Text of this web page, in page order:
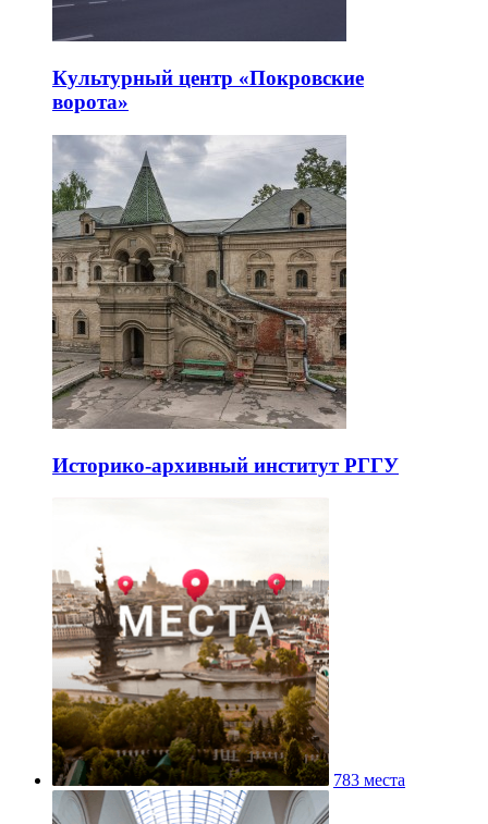
Культурный центр «Покровские
ворота»
Историко-архивный институт РГГУ
783 места